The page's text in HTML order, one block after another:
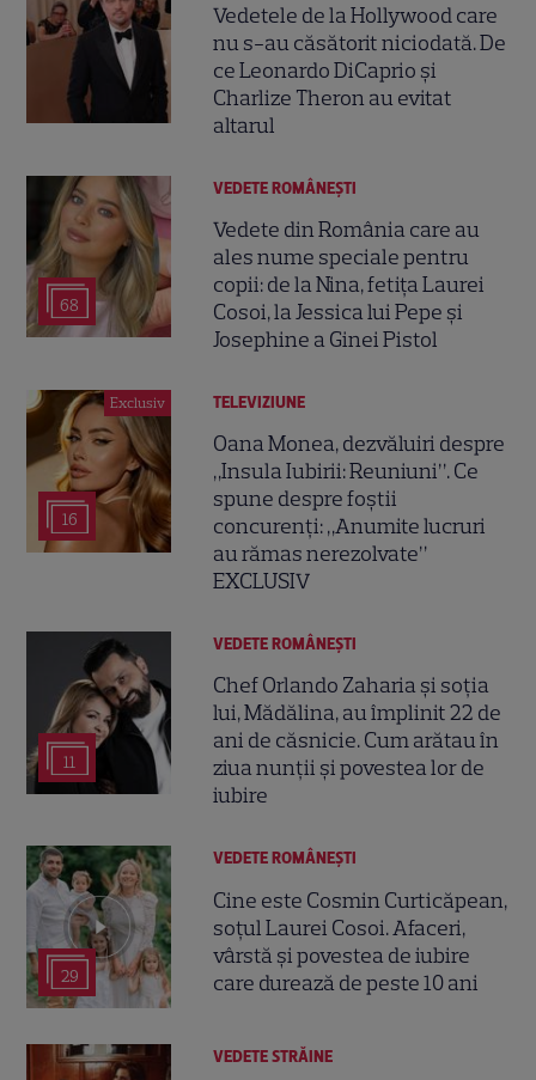
Vedetele de la Hollywood care
nu s-au căsătorit niciodată. De
ce Leonardo DiCaprio și
Charlize Theron au evitat
altarul
68
VEDETE ROMÂNEŞTI
Vedete din România care au
ales nume speciale pentru
copii: de la Nina, fetița Laurei
Cosoi, la Jessica lui Pepe și
Josephine a Ginei Pistol
Exclusiv
16
TELEVIZIUNE
Oana Monea, dezvăluiri despre
„Insula Iubirii: Reuniuni”. Ce
spune despre foștii
concurenți: „Anumite lucruri
au rămas nerezolvate”
EXCLUSIV
11
VEDETE ROMÂNEŞTI
Chef Orlando Zaharia și soția
lui, Mădălina, au împlinit 22 de
ani de căsnicie. Cum arătau în
ziua nunții și povestea lor de
iubire
29
VEDETE ROMÂNEŞTI
Cine este Cosmin Curticăpean,
soțul Laurei Cosoi. Afaceri,
vârstă și povestea de iubire
care durează de peste 10 ani
VEDETE STRĂINE